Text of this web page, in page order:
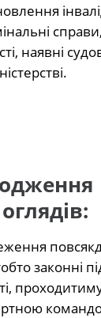
наявні
законні